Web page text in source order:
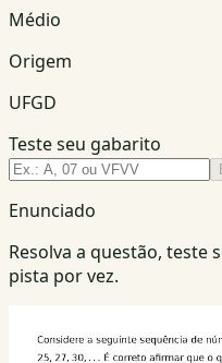
Médio
Origem
UFGD
Teste seu gabarito
Enunciado
Resolva a questão, teste
pista por vez.